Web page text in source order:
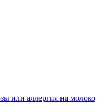
или аллергия на молоко